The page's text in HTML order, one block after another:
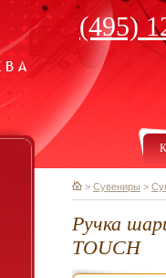
(495)
> Сувениры >
Ручка
TOUCH